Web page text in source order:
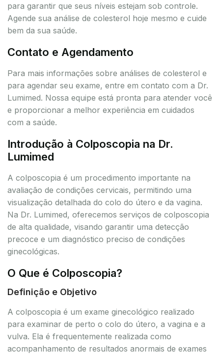
para garantir que seus níveis estejam sob controle.
Agende sua análise de colesterol hoje mesmo e cuide
bem da sua saúde.
Contato e Agendamento
Para mais informações sobre análises de colesterol e
para agendar seu exame, entre em contato com a Dr.
Lumimed. Nossa equipe está pronta para atender você
e proporcionar a melhor experiência em cuidados
com a saúde.
Introdução à Colposcopia na Dr.
Lumimed
A colposcopia é um procedimento importante na
avaliação de condições cervicais, permitindo uma
visualização detalhada do colo do útero e da vagina.
Na Dr. Lumimed, oferecemos serviços de colposcopia
de alta qualidade, visando garantir uma detecção
precoce e um diagnóstico preciso de condições
ginecológicas.
O Que é Colposcopia?
Definição e Objetivo
A colposcopia é um exame ginecológico realizado
para examinar de perto o colo do útero, a vagina e a
vulva. Ela é frequentemente realizada como
acompanhamento de resultados anormais de exames